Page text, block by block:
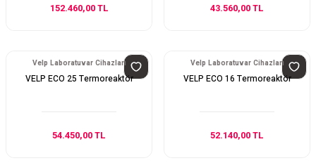
152.460,00 TL 43.560,00 TL
Velp Laboratuvar Cihazları
VELP ECO 25 Termoreaktör
54.450,00 TL
Velp Laboratuvar Cihazları
VELP ECO 16 Termoreaktör
52.140,00 TL